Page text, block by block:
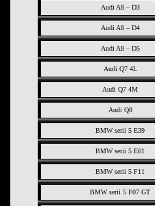
Audi A8 – D3
Audi A8 – D4
Audi A8 – D5
Audi Q7 4L
Audi Q7 4M
Audi Q8
BMW serii 5 E39
BMW serii 5 E61
BMW serii 5 F11
BMW serii 5 F07 GT